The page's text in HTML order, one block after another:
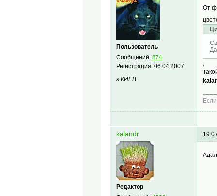
Пользователь
Сообщений:874
Регистрация:06.04.2007
г.КИЕВ
От
,
kalandr
Редактор